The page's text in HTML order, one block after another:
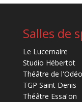
Salles de
Le Lucernaire
Studio Hébertot
Théâtre de
TGP Saint Denis
Théâtre Essaïon